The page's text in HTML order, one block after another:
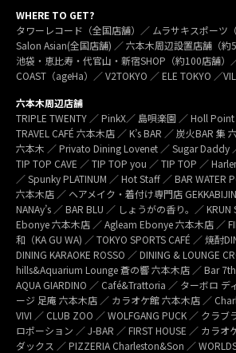
WHERE TO GET?
タワーレコード（全国店舗）／ ムラサキスポーツ
Salon Asian(全国店舗) ／ 六本木周辺設置店舗（約
池袋・恵比寿・代官山・新宿SHOP（約100店舗）
COAST（ageHa）／ V2TOKYO ／ ELE TOKYO ／
六本木周辺店舗
TRIPLE TWENTY ／ PinkX／ 島唄楽園 ／ Holl
TRAVEL CAFÉ 六本木店 ／ K’s BAR ／ 炭火BAR 集
六本木 ／ Privato Dining Lovenet ／ Sugar Daddy
TIP TOP CAVE ／ TIP TOP you ／ TIP TOP ／
／ Spunky PLATINUM ／ Hot Staff ／ BAR WATER
六本木店 ／ ヘアメイク・着付け専門店
NANAy’s ／ BAR BLU ／ しょうがの香り。／ KRUN
Ebonye 六本木店 ／ Agleam Ebonye 六本木店 ／
和（KA GU WA) ／ TOKYO SPORTS CAFÉ ／ 焼酎
DINING KARAOKE ROSSO ／ DINING & LOUNGE
hills&Aquarium Lounge 蒼の響 六本木店 ／ Bar
AQUA GIARDINO ／ Café&Trattoria ／ ターボロ デ
ージ 足庵 六本木店 ／ カラオケ館 六本木店 ／
VIVI ／ CLUB ZOO ／ WOLFGANG PUCK ／ クラブ
ロポーション ／ J-BAR ／ FIRST HOUSE ／ カラ
ダックス ／ PIZZERIA Charleston&Son ／